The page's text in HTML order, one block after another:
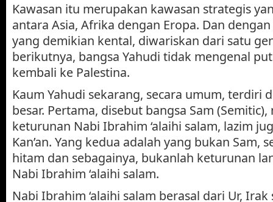
Kawasan itu merupakan kawasan strategis
antara Asia, Afrika dengan Eropa. Dan
yang demikian kental, diwariskan dari satu
berikutnya, bangsa Yahudi tidak mengenal
kembali ke Palestina.
Kaum Yahudi sekarang, secara umum, terdiri
besar. Pertama, disebut bangsa Sam
keturunan Nabi Ibrahim ‘alaihi salam, lazim
Kan’an. Yang kedua adalah yang bukan Sam,
hitam dan sebagainya, bukanlah keturunan
Nabi Ibrahim ‘alaihi salam.
Nabi Ibrahim ‘alaihi salam berasal dari Ur,